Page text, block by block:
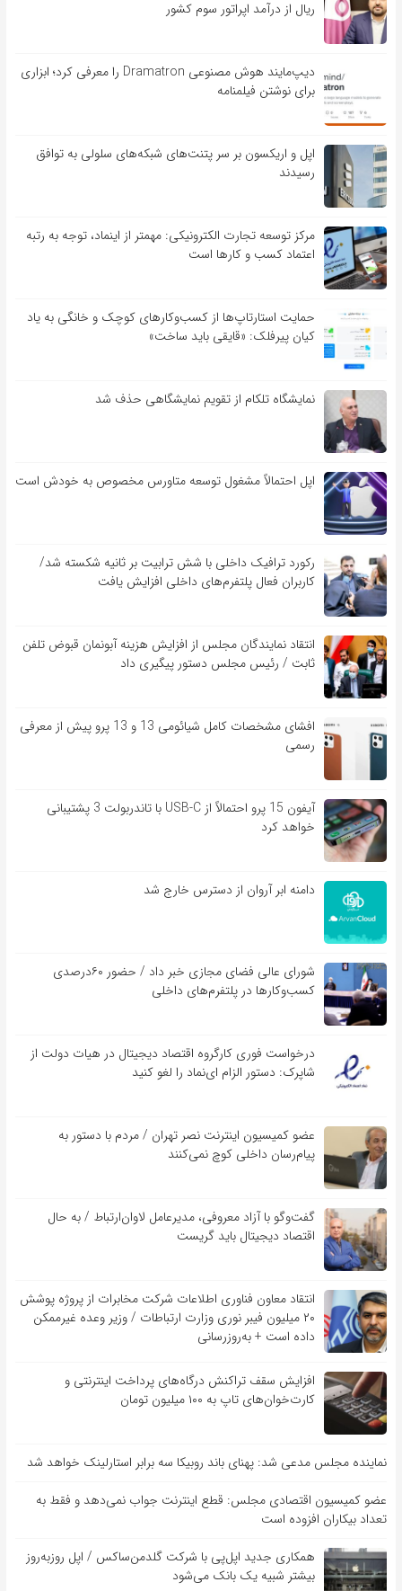
ریال از درآمد اپراتور سوم کشور
دیپ‌مایند هوش مصنوعی Dramatron را معرفی کرد؛ ابزاری
برای نوشتن فیلمنامه
اپل و اریکسون بر سر پتنت‌های شبکه‌های سلولی به توافق
رسیدند
مرکز توسعه تجارت الکترونیکی: مهمتر از اینماد، توجه به رتبه
اعتماد کسب و کارها است
حمایت استارتاپ‌ها از کسب‌وکارهای کوچک و خانگی به یاد
کیان پیرفلک: «قایقی باید ساخت»
نمایشگاه تلکام از تقویم نمایشگاهی حذف شد
اپل احتمالاً مشغول توسعه متاورس مخصوص به خودش است
رکورد ترافیک داخلی با شش ترابیت بر ثانیه شکسته شد/
کاربران فعال پلتفرم‌های داخلی افزایش یافت
انتقاد نمایندگان مجلس از افزایش هزینه آبونمان قبوض تلفن
ثابت / رئیس مجلس دستور پیگیری داد
افشای مشخصات کامل شیائومی 13 و 13 پرو پیش از معرفی
رسمی
آیفون 15 پرو احتمالاً از USB-C با تاندربولت 3 پشتیبانی
خواهد کرد
دامنه ابر آروان از دسترس خارج شد
شورای عالی فضای مجازی خبر داد / حضور ۶۰درصدی
کسب‌و‌کارها در پلتفرم‌های داخلی
درخواست فوری کارگروه اقتصاد دیجیتال در هیات دولت از
شاپرک: دستور الزام ای‌نماد را لغو کنید
عضو کمیسیون اینترنت نصر تهران / مردم با دستور به
پیام‌رسان داخلی کوچ نمی‌کنند
گفت‌و‌گو با آزاد معروفی، مدیرعامل لاوان‌ارتباط / به حال
اقتصاد دیجیتال باید گریست
انتقاد معاون فناوری اطلاعات شرکت مخابرات از پروژه پوشش
۲۰ میلیون فیبر نوری وزارت ارتباطات / وزیر وعده غیرممکن
داده است + به‌روزرسانی
افزایش سقف تراکنش درگاه‌های پرداخت اینترنتی و
کارت‌خوان‌های تاپ به ۱۰۰ میلیون تومان
نماینده مجلس مدعی شد: پهنای باند روبیکا سه برابر استارلینک خواهد شد
عضو کمیسیون اقتصادی مجلس: قطع اینترنت جواب نمی‌دهد و فقط به
تعداد بیکاران افزوده است
همکاری جدید اپل‌پی با شرکت گلدمن‌ساکس / اپل روزبه‌روز
بیشتر شبیه یک بانک می‌شود